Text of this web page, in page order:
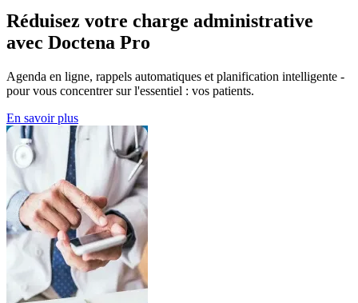
Réduisez votre charge administrative
avec Doctena Pro
Agenda en ligne, rappels automatiques et planification intelligente -
pour vous concentrer sur l'essentiel : vos patients.
En savoir plus